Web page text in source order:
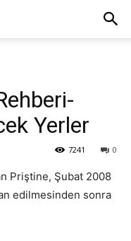
Yerler
0
7241
Priştine, Şubat 2008
ilan edilmesinden sonra